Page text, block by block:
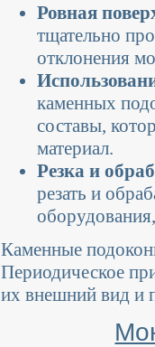
Ровная
тщательно
отклонения
каменных
составы,
материал.
Резка и
резать и
Каменные
Периодическое
их внешний вид и